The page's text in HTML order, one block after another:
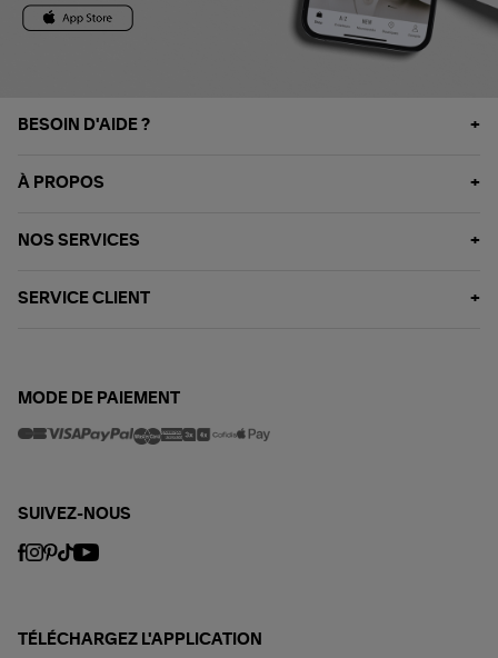
BESOIN D'AIDE ?
À PROPOS
NOS SERVICES
SERVICE CLIENT
MODE DE PAIEMENT
SUIVEZ-NOUS
TÉLÉCHARGEZ L'APPLICATION